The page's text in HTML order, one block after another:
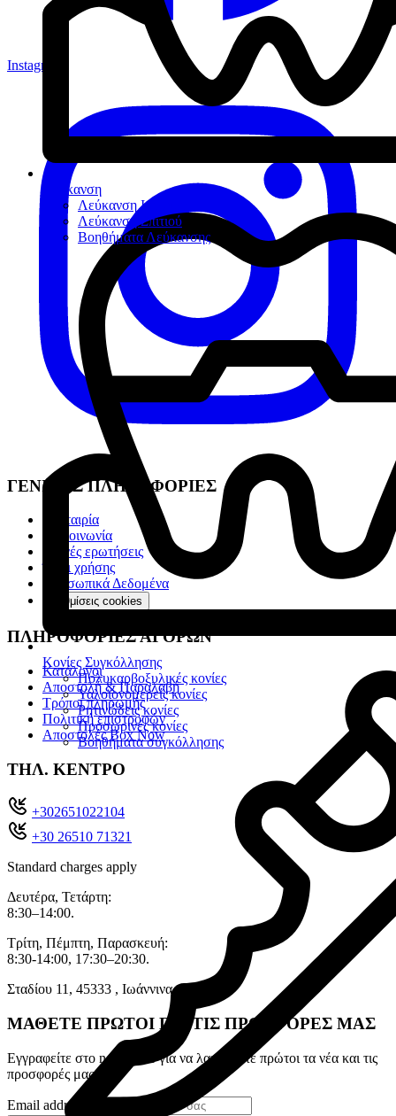
Λεύκανση
Λεύκανση Ιατρείου
Λεύκανση Σπιτιού
Βοηθήματα Λεύκανσης
Κονίες Συγκόλλησης
Πολυκαρβοξυλικές κονίες
Υαλοϊονομερείς κονίες
Ρητινώδεις κονίες
Προσωρινές κονίες
Βοηθήματα συγκόλλησης
Instagram
ΓΕΝΙΚΕΣ ΠΛΗΡΟΦΟΡΙΕΣ
Η Εταιρία
Επικοινωνία
Συχνές ερωτήσεις
Όροι χρήσης
Προσωπικά Δεδομένα
Ρυθμίσεις cookies
ΠΛΗΡΟΦΟΡΙΕΣ ΑΓΟΡΩΝ
Κατάλογοι
Αποστολή & Παραλαβή
Τρόποι πληρωμής
Πολιτική επιστροφών
Αποστολές Box Now
ΤΗΛ. ΚΕΝΤΡΟ
+302651022104
+30 26510 71321
Standard charges apply
Δευτέρα, Τετάρτη:
8:30–14:00.
Τρίτη, Πέμπτη, Παρασκευή:
8:30-14:00, 17:30–20:30.
Σταδίου 11, 45333 , Ιωάννινα.
ΜΑΘΕΤΕ ΠΡΩΤΟΙ ΓΙΑ ΤΙΣ ΠΡΟΣΦΟΡΕΣ ΜΑΣ
Εγγραφείτε στο newsletter για να λαμβάνετε πρώτοι τα νέα και τις
προσφορές μας
Email address